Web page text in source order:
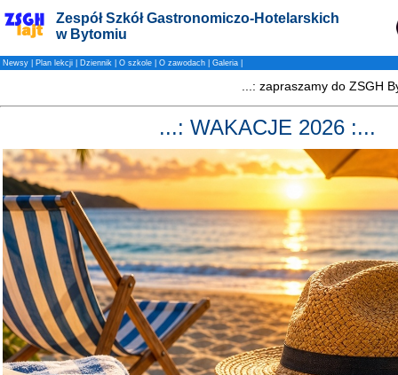
Zespół Szkół Gastronomiczo-Hotelarskich
w Bytomiu
Newsy Plan lekcji Dziennik O szkole O zawodach Galeria
...: WAKACJE 2026 :...